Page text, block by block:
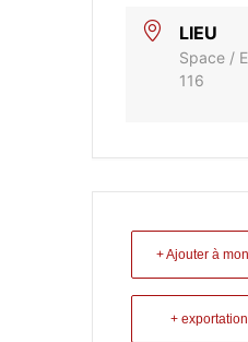
LIEU
Space /
116
+ Ajouter à
+